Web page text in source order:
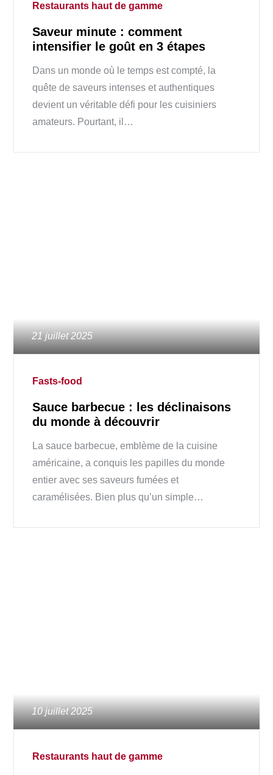
Restaurants haut de gamme
Saveur minute : comment
intensifier le goût en 3 étapes
Dans un monde où le temps est compté, la
quête de saveurs intenses et authentiques
devient un véritable défi pour les cuisiniers
amateurs. Pourtant, il…
Posted
on
21 juillet 2025
Fasts-food
Sauce barbecue : les déclinaisons
du monde à découvrir
La sauce barbecue, emblème de la cuisine
américaine, a conquis les papilles du monde
entier avec ses saveurs fumées et
caramélisées. Bien plus qu’un simple…
Posted
on
10 juillet 2025
Restaurants haut de gamme